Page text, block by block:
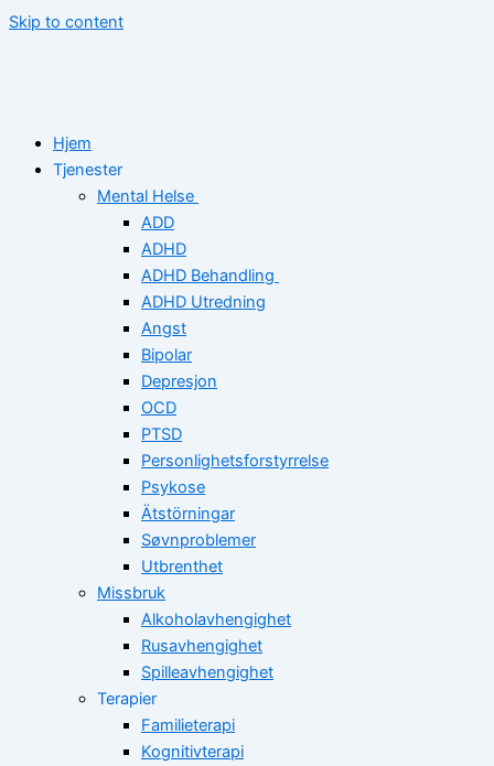
Skip to content
Hjem
Tjenester
Mental Helse
ADD
ADHD
ADHD Behandling
ADHD Utredning
Angst
Bipolar
Depresjon
OCD
PTSD
Personlighetsforstyrrelse
Psykose
Ätstörningar
Søvnproblemer
Utbrenthet
Missbruk
Alkoholavhengighet
Rusavhengighet
Spilleavhengighet
Terapier
Familieterapi
Kognitivterapi